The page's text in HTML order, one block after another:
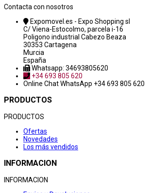
Contacta con nosotros
Expomovel.es - Expo Shopping sl
C/ Viena-Estocolmo, parcela i-16
Poligono industrial Cabezo Beaza
30353 Cartagena
Murcia
España
Whatsapp: 34693805620
+34 693 805 620
Online ChatWhatsApp +34 693 805 620
PRODUCTOS
PRODUCTOS
Ofertas
Novedades
Los más vendidos
INFORMACION
INFORMACION